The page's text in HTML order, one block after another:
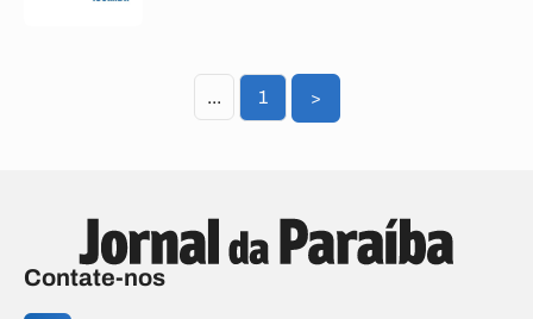
... 1 >
Contate-nos